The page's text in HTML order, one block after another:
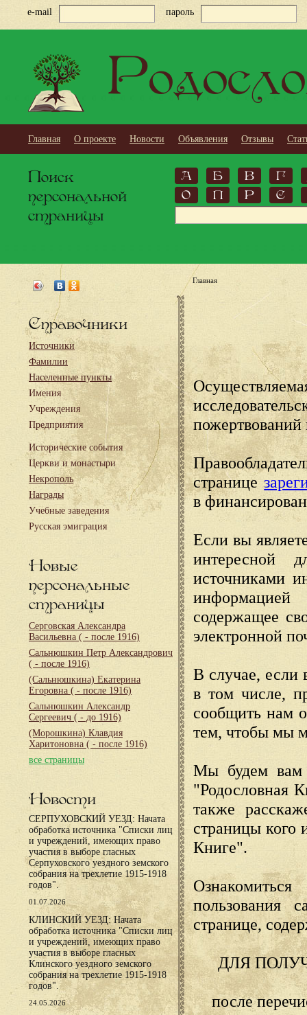
e-mail пароль
Главная О проекте Новости Объявления Отзывы
Поиск
персональной
страницы
А Б В
Г
О
П Р С
Справочники
Источники
Фамилии
Населенные пункты
Имения
Учреждения
Предприятия
Исторические события
Церкви и монастыри
Некрополь
Награды
Учебные заведения
Русская эмиграция
Новые
персональные
страницы
Серговская Александра
Васильевна ( - после 1916)
Сальнюшкин Петр Александрович
( - после 1916)
(Сальнюшкина) Екатерина
Егоровна ( - после 1916)
Сальнюшкин Александр
Сергеевич ( - до 1916)
(Морошкина) Клавдия
Харитоновна ( - после 1916)
все страницы
Новости
СЕРПУХОВСКИЙ УЕЗД: Начата
обработка источника "Списки лиц
и учреждений, имеющих право
участия в выборе гласных
Серпуховского уездного земского
собрания на трехлетие 1915-1918
годов".
01.07.2026
КЛИНСКИЙ УЕЗД: Начата
обработка источника "Списки лиц
и учреждений, имеющих право
участия в выборе гласных
Клинского уездного земского
собрания на трехлетие 1915-1918
годов".
24.05.2026
Главная
пожертвований
странице
в
Если вы
интересной
источниками
содержащее
электронной
В случае, если
в том числе,
сообщить нам
тем, чтобы мы
Мы будем вам
"Родословная
также
страницы кого
Книге".
пользования
странице,
ДЛЯ
после